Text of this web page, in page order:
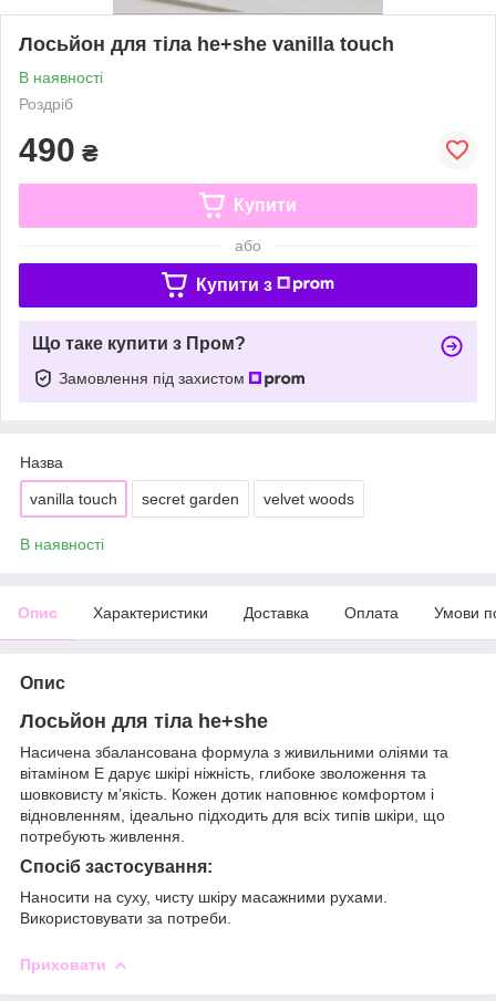
Лосьйон для тіла he+she vanilla touch
В наявності
Роздріб
490 ₴
Купити
або
Купити з
Що таке купити з Пром?
Замовлення під захистом
Назва
vanilla touch secret garden velvet woods
В наявності
Опис Характеристики Доставка Оплата Умови
Опис
Лосьйон для тіла he+she
Насичена збалансована формула з живильними оліями та
вітаміном Е дарує шкірі ніжність, глибоке зволоження та
шовковисту м’якість. Кожен дотик наповнює комфортом і
відновленням, ідеально підходить для всіх типів шкіри, що
потребують живлення.
Спосіб застосування:
Наносити на суху, чисту шкіру масажними рухами.
Використовувати за потреби.
Приховати